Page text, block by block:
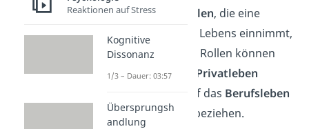
vor allem auf die
Rollen, die eine
Person im Laufe des Lebens einnimmt,
zurückzuführen. Die Rollen können
sich sowohl auf das
Privatleben
(Mutter) als auch auf das Berufsleben
(Abteilungsleiterin) beziehen.
Reaktionen auf Stress
Kognitive
Dissonanz
1/3 – Dauer: 03:57
Übersprungsh
andlung